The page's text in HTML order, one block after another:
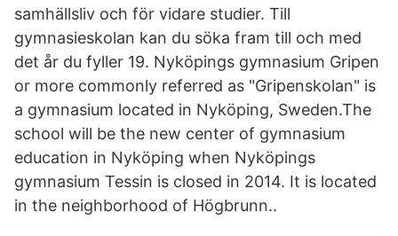
samhällsliv och för vidare studier. Till
gymnasieskolan kan du söka fram till och med
det år du fyller 19. Nyköpings gymnasium Gripen
or more commonly referred as "Gripenskolan" is
a gymnasium located in Nyköping, Sweden.The
school will be the new center of gymnasium
education in Nyköping when Nyköpings
gymnasium Tessin is closed in 2014. It is located
in the neighborhood of Högbrunn..